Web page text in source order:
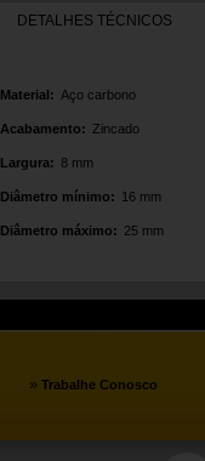
DETALHES TÉCNICOS
Material: Aço carbono
Acabamento: Zincado
Largura: 8 mm
Diâmetro mínimo: 16 mm
Diâmetro máximo: 25 mm
» Trabalhe Conosco